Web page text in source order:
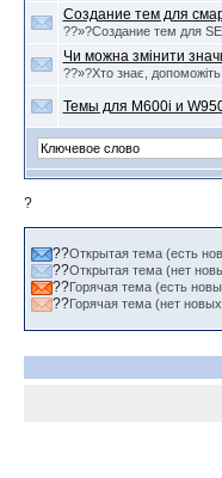
Создание тем для
??»?Создание тем для
Чи можна змінити
??»?Хто знає, допоможіть
Темы для M600i и
?
??Открытая тема (есть
??Открытая тема (нет
??Горячая тема (есть
??Горячая тема (нет